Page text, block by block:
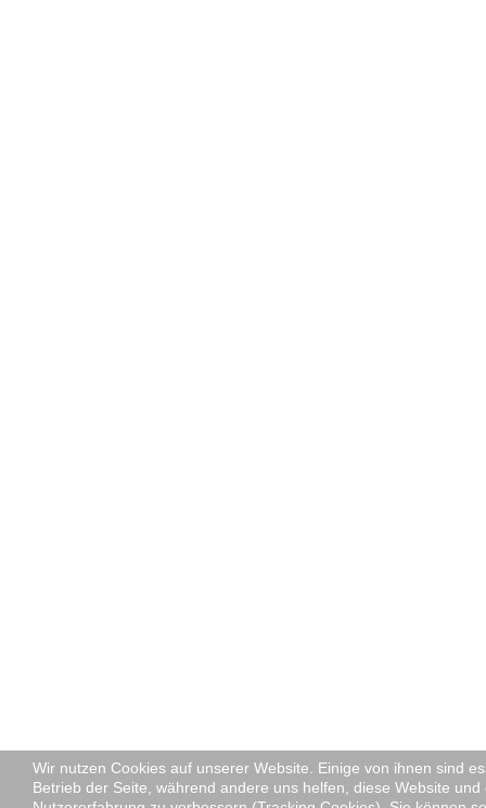
Wir nutzen Cookies auf unserer Website. Einige von ihnen sind
Betrieb der Seite, während andere uns helfen, diese Website und